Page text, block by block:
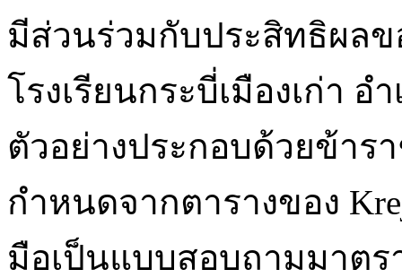
มีส่วนร่วมกับประสิทธิผล
โรงเรียนกระบี่เมืองเก่า อ
ตัวอย่างประกอบด้วยข้าร
กำหนดจากตารางของ
มือเป็นแบบสอบถามมาต